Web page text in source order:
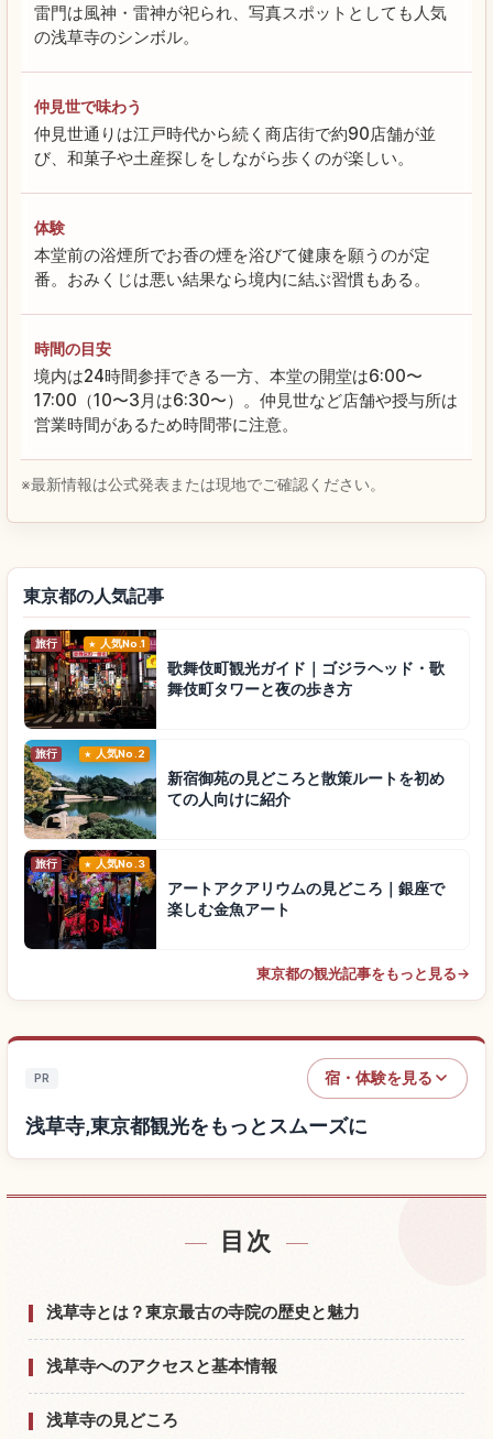
雷門は風神・雷神が祀られ、写真スポットとしても人気
の浅草寺のシンボル。
仲見世で味わう
仲見世通りは江戸時代から続く商店街で約90店舗が並
び、和菓子や土産探しをしながら歩くのが楽しい。
体験
本堂前の浴煙所でお香の煙を浴びて健康を願うのが定
番。おみくじは悪い結果なら境内に結ぶ習慣もある。
時間の目安
境内は24時間参拝できる一方、本堂の開堂は6:00〜
17:00（10〜3月は6:30〜）。仲見世など店舗や授与所は
営業時間があるため時間帯に注意。
※最新情報は公式発表または現地でご確認ください。
東京都の人気記事
旅行 人気No.1
歌舞伎町観光ガイド｜ゴジラヘッド・歌
舞伎町タワーと夜の歩き方
旅行 人気No.2
新宿御苑の見どころと散策ルートを初め
ての人向けに紹介
旅行 人気No.3
アートアクアリウムの見どころ｜銀座で
楽しむ金魚アート
東京都の観光記事をもっと見る→
PR 宿・体験を見る
浅草寺,東京都観光をもっとスムーズに
浅草寺,東京都付近の宿を探す
浅草寺,東京都の体験を探す↗
目次
浅草寺とは？東京最古の寺院の歴史と魅力
浅草寺へのアクセスと基本情報
浅草寺の見どころ